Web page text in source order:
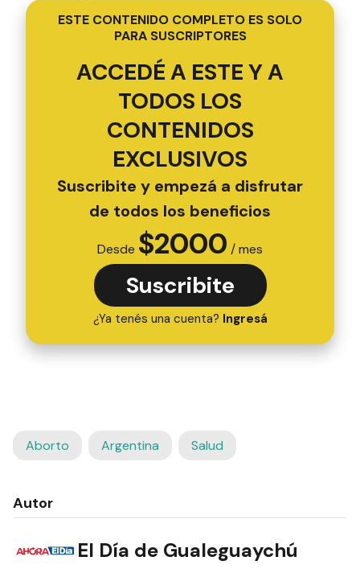
ESTE CONTENIDO COMPLETO ES SOLO
PARA SUSCRIPTORES
ACCEDÉ A ESTE Y A
TODOS LOS
CONTENIDOS
EXCLUSIVOS
Suscribite y empezá a disfrutar
de todos los beneficios
Desde $2000 / mes
Suscribite
¿Ya tenés una cuenta? Ingresá
Aborto Argentina Salud
Autor
El Día de Gualeguaychú